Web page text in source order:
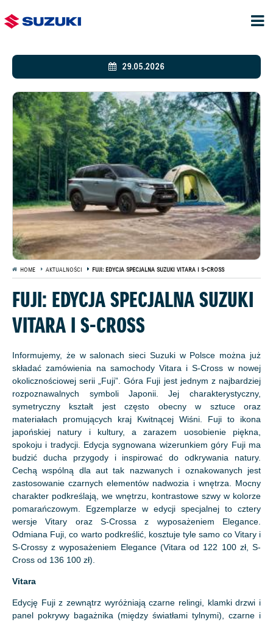
29.05.2026
HOME AKTUALNOŚCI FUJI: EDYCJA SPECJALNA SUZUKI VITARA I S-CROSS
FUJI: EDYCJA SPECJALNA SUZUKI
VITARA I S-CROSS
Informujemy, że w salonach sieci Suzuki w Polsce można już
składać zamówienia na samochody Vitara i S-Cross w nowej
okolicznościowej serii „Fuji”. Góra Fuji jest jednym z najbardziej
rozpoznawalnych symboli Japonii. Jej charakterystyczny,
symetryczny kształt jest często obecny w sztuce oraz
materiałach promujących kraj Kwitnącej Wiśni. Fuji to ikona
japońskiej natury i kultury, a zarazem uosobienie piękna,
spokoju i tradycji. Edycja sygnowana wizerunkiem góry Fuji ma
budzić ducha przygody i inspirować do odkrywania natury.
Cechą wspólną dla aut tak nazwanych i oznakowanych jest
zastosowanie czarnych elementów nadwozia i wnętrza. Mocny
charakter podkreślają, we wnętrzu, kontrastowe szwy w kolorze
pomarańczowym. Egzemplarze w edycji specjalnej to cztery
wersje Vitary oraz S-Crossa z wyposażeniem Elegance.
Odmiana Fuji, co warto podkreślić, kosztuje tyle samo co Vitary i
S-Crossy z wyposażeniem Elegance (Vitara od 122 100 zł, S-
Cross od 136 100 zł).
Vitara
Edycję Fuji z zewnątrz wyróżniają czarne relingi, klamki drzwi i
panel pokrywy bagażnika (między światłami tylnymi), czarne i